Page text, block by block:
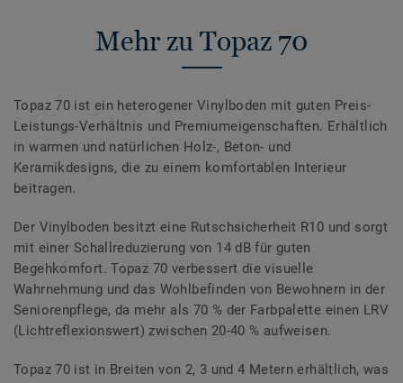
Mehr zu Topaz 70
Topaz 70 ist ein heterogener Vinylboden mit guten Preis-
Leistungs-Verhältnis und Premiumeigenschaften. Erhältlich
in warmen und natürlichen Holz-, Beton- und
Keramikdesigns, die zu einem komfortablen Interieur
beitragen.
Der Vinylboden besitzt eine Rutschsicherheit R10 und sorgt
mit einer Schallreduzierung von 14 dB für guten
Begehkomfort. Topaz 70 verbessert die visuelle
Wahrnehmung und das Wohlbefinden von Bewohnern in der
Seniorenpflege, da mehr als 70 % der Farbpalette einen LRV
(Lichtreflexionswert) zwischen 20-40 % aufweisen.
Topaz 70 ist in Breiten von 2, 3 und 4 Metern erhältlich, was